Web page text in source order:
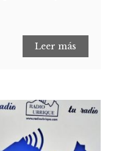
Leer más